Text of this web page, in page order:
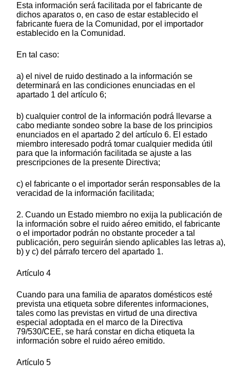
Esta información será facilitada por el fabricante de
dichos aparatos o, en caso de estar establecido el
fabricante fuera de la Comunidad, por el importador
establecido en la Comunidad.
En tal caso:
a) el nivel de ruido destinado a la información se
determinará en las condiciones enunciadas en el
apartado 1 del artículo 6;
b) cualquier control de la información podrá llevarse a
cabo mediante sondeo sobre la base de los principios
enunciados en el apartado 2 del artículo 6. El estado
miembro interesado podrá tomar cualquier medida útil
para que la información facilitada se ajuste a las
prescripciones de la presente Directiva;
c) el fabricante o el importador serán responsables de la
veracidad de la información facilitada;
2. Cuando un Estado miembro no exija la publicación de
la información sobre el ruido aéreo emitido, el fabricante
o el importador podrán no obstante proceder a tal
publicación, pero seguirán siendo aplicables las letras a),
b) y c) del párrafo tercero del apartado 1.
Artículo 4
Cuando para una familia de aparatos domésticos esté
prevista una etiqueta sobre diferentes informaciones,
tales como las previstas en virtud de una directiva
especial adoptada en el marco de la Directiva
79/530/CEE, se hará constar en dicha etiqueta la
información sobre el ruido aéreo emitido.
Artículo 5